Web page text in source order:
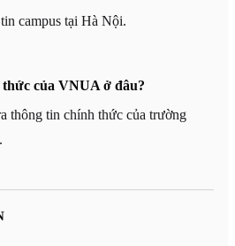
campus tại Hà Nội.
của VNUA ở đâu?
thông tin chính thức của trường